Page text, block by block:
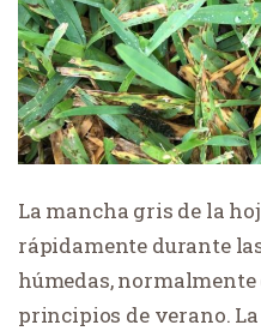
La mancha gris de la
rápidamente durante
húmedas,
principios de verano.